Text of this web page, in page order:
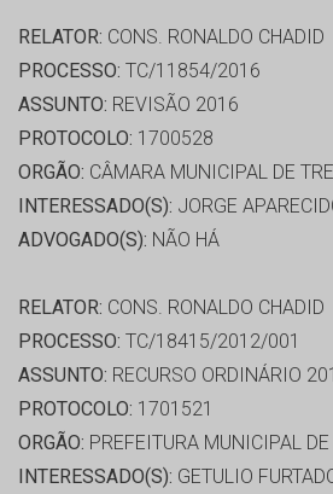
RELATOR: CONS. RONALDO CHADID
PROCESSO: TC/11854/2016
ASSUNTO: REVISÃO 2016
PROTOCOLO: 1700528
ORGÃO: CÂMARA MUNICIPAL DE
INTERESSADO(S): JORGE
ADVOGADO(S): NÃO HÁ
RELATOR: CONS. RONALDO CHADID
PROCESSO: TC/18415/2012/001
ASSUNTO: RECURSO ORDINÁRIO
PROTOCOLO: 1701521
ORGÃO: PREFEITURA MUNICIPAL
INTERESSADO(S): GETULIO